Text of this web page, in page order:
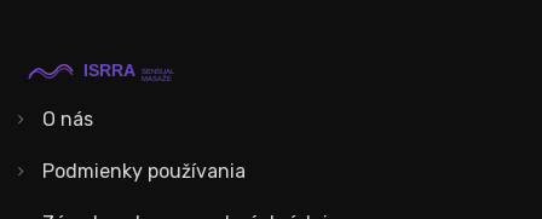
O nás
Podmienky používania